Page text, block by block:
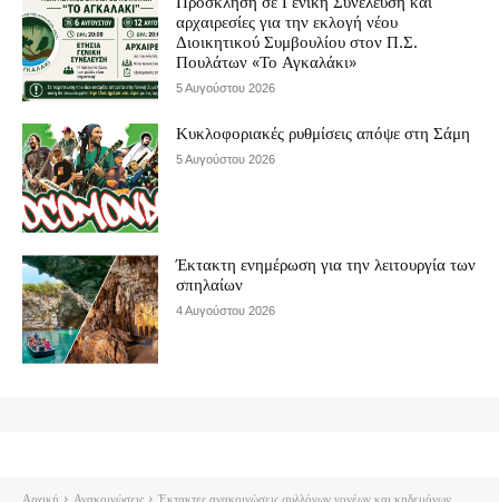
αρχαιρεσίες για την εκλογή νέου
Διοικητικού Συμβουλίου στον Π.Σ.
Πουλάτων «Το Αγκαλάκι»
5 Αυγούστου 2026
Κυκλοφοριακές ρυθμίσεις απόψε στη Σάμη
5 Αυγούστου 2026
Έκτακτη ενημέρωση για την λειτουργία των
σπηλαίων
4 Αυγούστου 2026